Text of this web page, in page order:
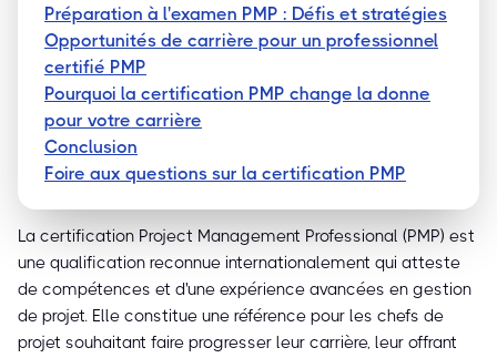
Préparation à l'examen PMP : Défis et stratégies
Opportunités de carrière pour un professionnel
certifié PMP
Pourquoi la certification PMP change la donne
pour votre carrière
Conclusion
Foire aux questions sur la certification PMP
La certification Project Management Professional (PMP) est
une qualification reconnue internationalement qui atteste
de compétences et d'une expérience avancées en gestion
de projet. Elle constitue une référence pour les chefs de
projet souhaitant faire progresser leur carrière, leur offrant